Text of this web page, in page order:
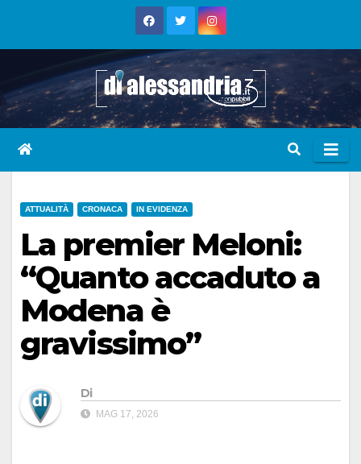
ATTUALITÀ CRONACA IN EVIDENZA
La premier Meloni:
“Quanto accaduto a
Modena è
gravissimo”
Di
MAG 17, 2026